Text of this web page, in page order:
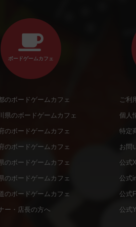
ボードゲームカフェ
のボードゲームカフェ
県のボードゲームカフェ
のボードゲームカフェ
のボードゲームカフェ
のボードゲームカフェ
のボードゲームカフェ
のボードゲームカフェ
ー・店長の方へ
ご利
個人
特定
お問
公式X
公式
公式
公式